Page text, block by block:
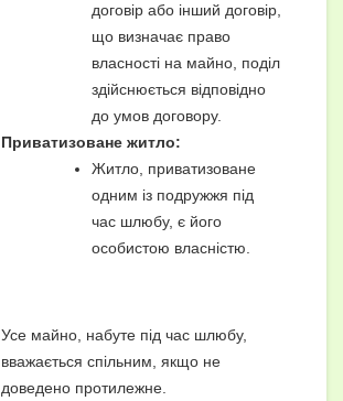
договір або інший договір,
що визначає право
власності на майно, поділ
здійснюється відповідно
до умов договору.
Приватизоване житло:
Житло, приватизоване
одним із подружжя під
час шлюбу, є його
особистою власністю.
Усе майно, набуте під час шлюбу,
вважається спільним, якщо не
доведено протилежне.